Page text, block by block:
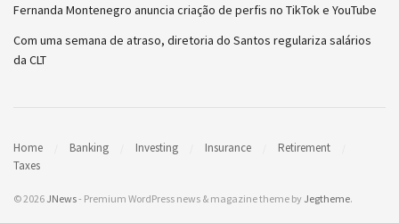
Fernanda Montenegro anuncia criação de perfis no TikTok e YouTube
Com uma semana de atraso, diretoria do Santos regulariza salários
da CLT
Home Banking Investing Insurance
Retirement
Taxes
© 2026 JNews- Premium WordPress news & magazine theme by Jegtheme.